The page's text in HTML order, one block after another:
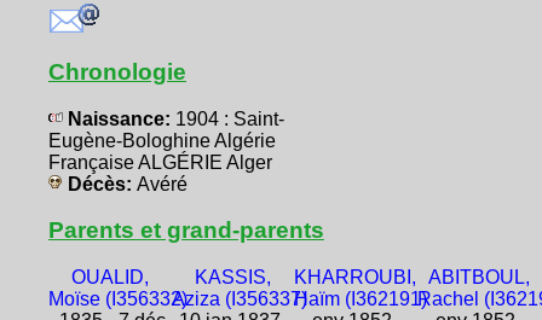
Chronologie
Naissance: 1904 : Saint-
Eugène-Bologhine Algérie
Française ALGÉRIE Alger
Décès: Avéré
Parents et grand-parents
OUALID,
Moïse (I356332)
KASSIS,
Aziza (I356337)
KHARROUBI,
Haïm (I362191)
ABITBOUL,
Rachel